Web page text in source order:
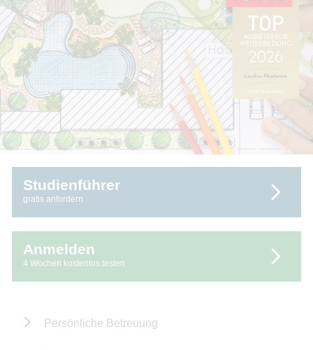
Studienführer
gratis anfordern
Anmelden
4 Wochen kostenlos testen
Persönliche Betreuung